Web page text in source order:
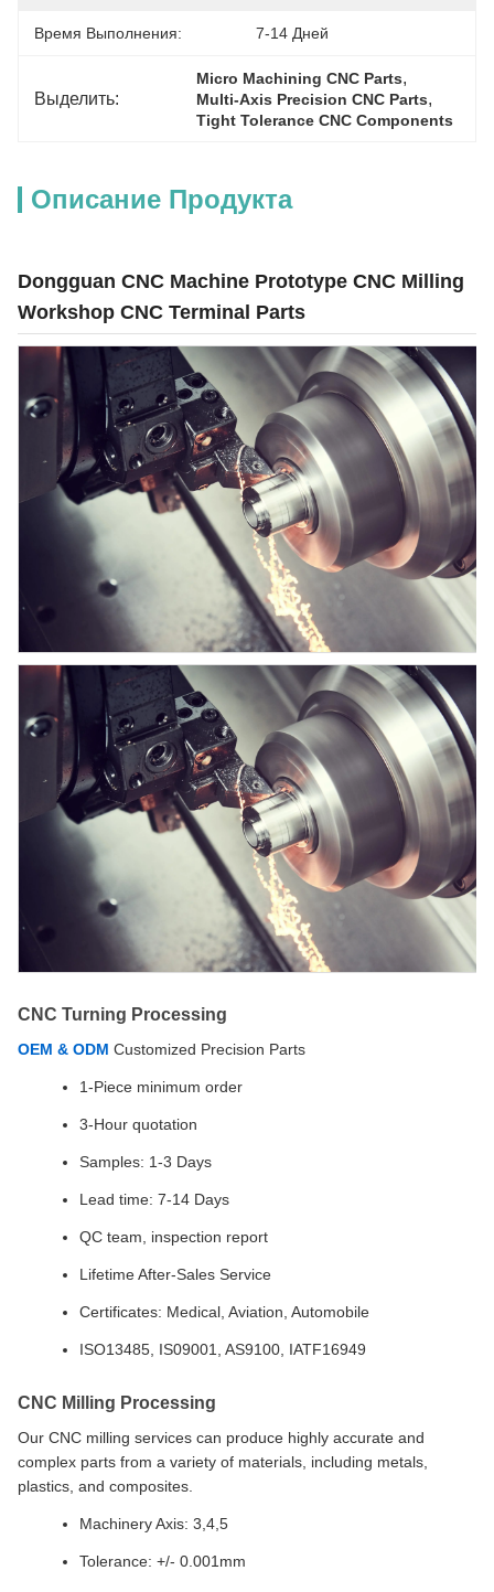
Время Выполнения: 7-14 Дней
Выделить:
Micro Machining CNC Parts,
Multi-Axis Precision CNC Parts,
Tight Tolerance CNC Components
Описание Продукта
Dongguan CNC Machine Prototype CNC Milling
Workshop CNC Terminal Parts
CNC Turning Processing
OEM & ODM Customized Precision Parts
1-Piece minimum order
3-Hour quotation
Samples: 1-3 Days
Lead time: 7-14 Days
QC team, inspection report
Lifetime After-Sales Service
Certificates: Medical, Aviation, Automobile
ISO13485, IS09001, AS9100, IATF16949
CNC Milling Processing
Our CNC milling services can produce highly accurate and
complex parts from a variety of materials, including metals,
plastics, and composites.
Machinery Axis: 3,4,5
Tolerance: +/- 0.001mm